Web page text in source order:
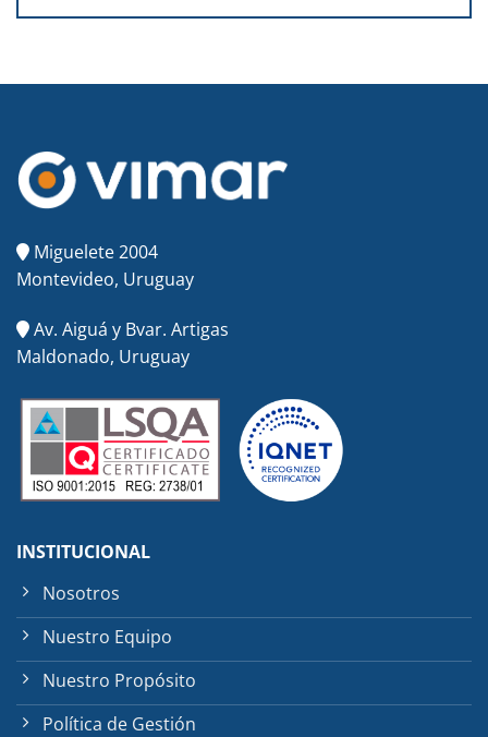
Miguelete 2004
Montevideo, Uruguay
Av. Aiguá y Bvar. Artigas
Maldonado, Uruguay
INSTITUCIONAL
Nosotros
Nuestro Equipo
Nuestro Propósito
Política de Gestión